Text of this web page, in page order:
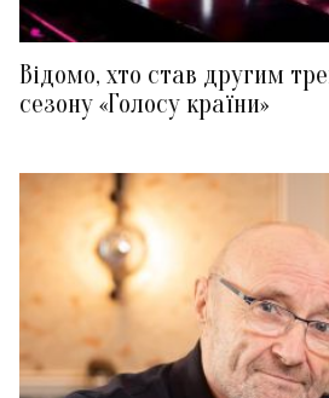
Відомо, хто став другим
сезону «Голосу країни»